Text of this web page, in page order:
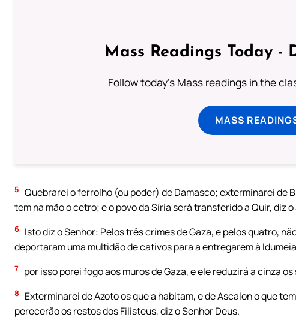
Mass Readings Today -
Follow today's Mass readings in the
MASS
5 Quebrarei o ferrolho (ou poder) de Damasco; exterminarei de
tem na mão o cetro; e o povo da Síria será transferido a Quir, diz o
6 Isto diz o Senhor: Pelos três crimes de Gaza, e pelos quatro,
deportaram uma multidão de cativos para a entregarem à
7 por isso porei fogo aos muros de Gaza, e ele reduzirá a cinza
8
Exterminarei de Azoto os que a habitam, e de Ascalon o que
perecerão os restos dos Filisteus, diz o Senhor Deus.